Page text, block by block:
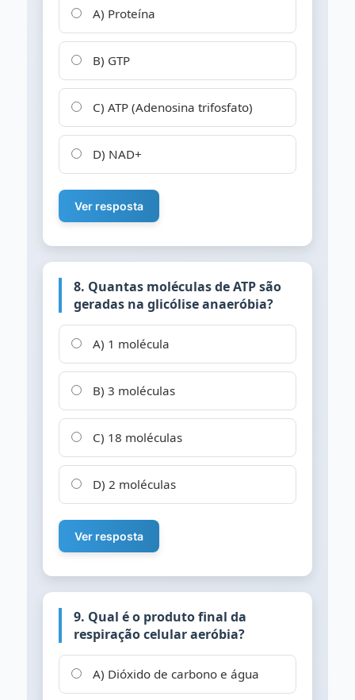
A) Proteína
B) GTP
C) ATP (Adenosina trifosfato)
D) NAD+
Ver resposta
8. Quantas moléculas de ATP são
geradas na glicólise anaeróbia?
A) 1 molécula
B) 3 moléculas
C) 18 moléculas
D) 2 moléculas
Ver resposta
9. Qual é o produto final da
respiração celular aeróbia?
A) Dióxido de carbono e água